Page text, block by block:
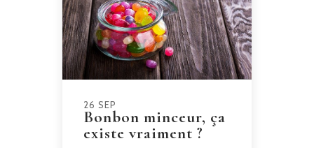
26 SEP
Bonbon minceur, ça
existe vraiment ?